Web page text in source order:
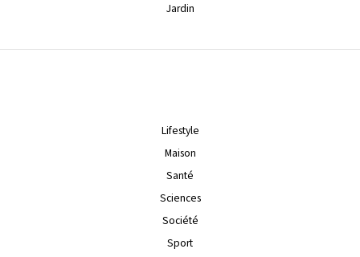
Jardin
Lifestyle
Maison
Santé
Sciences
Société
Sport